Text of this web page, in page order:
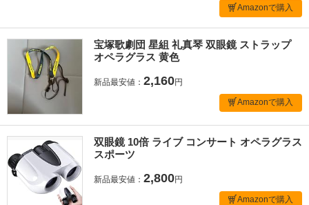
Amazonで購入
宝塚歌劇団 星組 礼真琴 双眼鏡 ストラップ
オペラグラス 黄色
新品最安値： 2,160円
Amazonで購入
双眼鏡 10倍 ライブ コンサート オペラグラス
スポーツ
新品最安値： 2,800円
Amazonで購入